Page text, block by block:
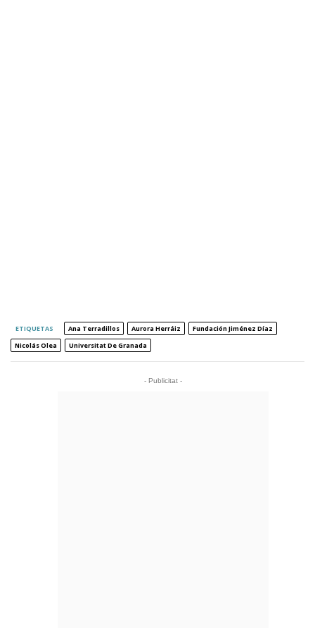
ETIQUETAS Ana Terradillos Aurora Herráiz
Fundación Jiménez Díaz
Nicolás Olea
Universitat De Granada
- Publicitat -